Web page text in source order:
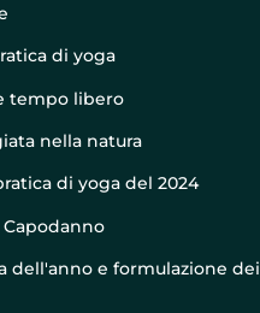
di yoga
tempo libero
nella natura
di yoga del 2024
Capodanno
dell'anno e formulazione dei